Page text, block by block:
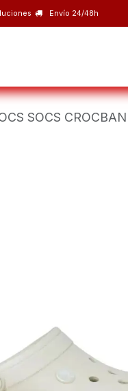
Envío 24/48h
SOCS